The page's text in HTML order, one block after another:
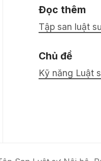
Đọc thêm
Tập san luật
Chủ đề
Kỹ năng Luật